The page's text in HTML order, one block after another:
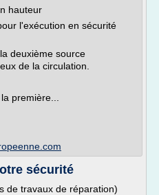
hauteur
l'exécution en sécurité
deuxième source
de la circulation.
première...
sécurité
de travaux de réparation)